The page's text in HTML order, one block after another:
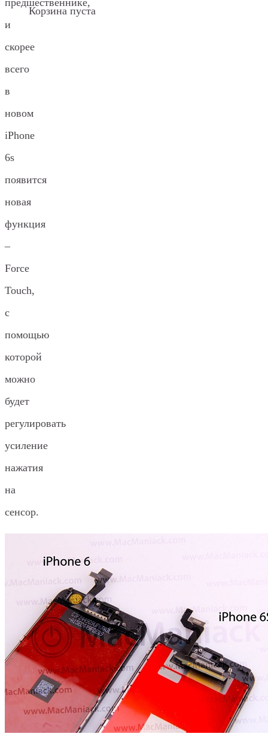
Корзина пуста
и
скорее
всего
в
новом
iPhone
6s
появится
новая
функция
–
Force
Touch,
с
помощью
которой
можно
будет
регулировать
усиление
нажатия
на
сенсор.